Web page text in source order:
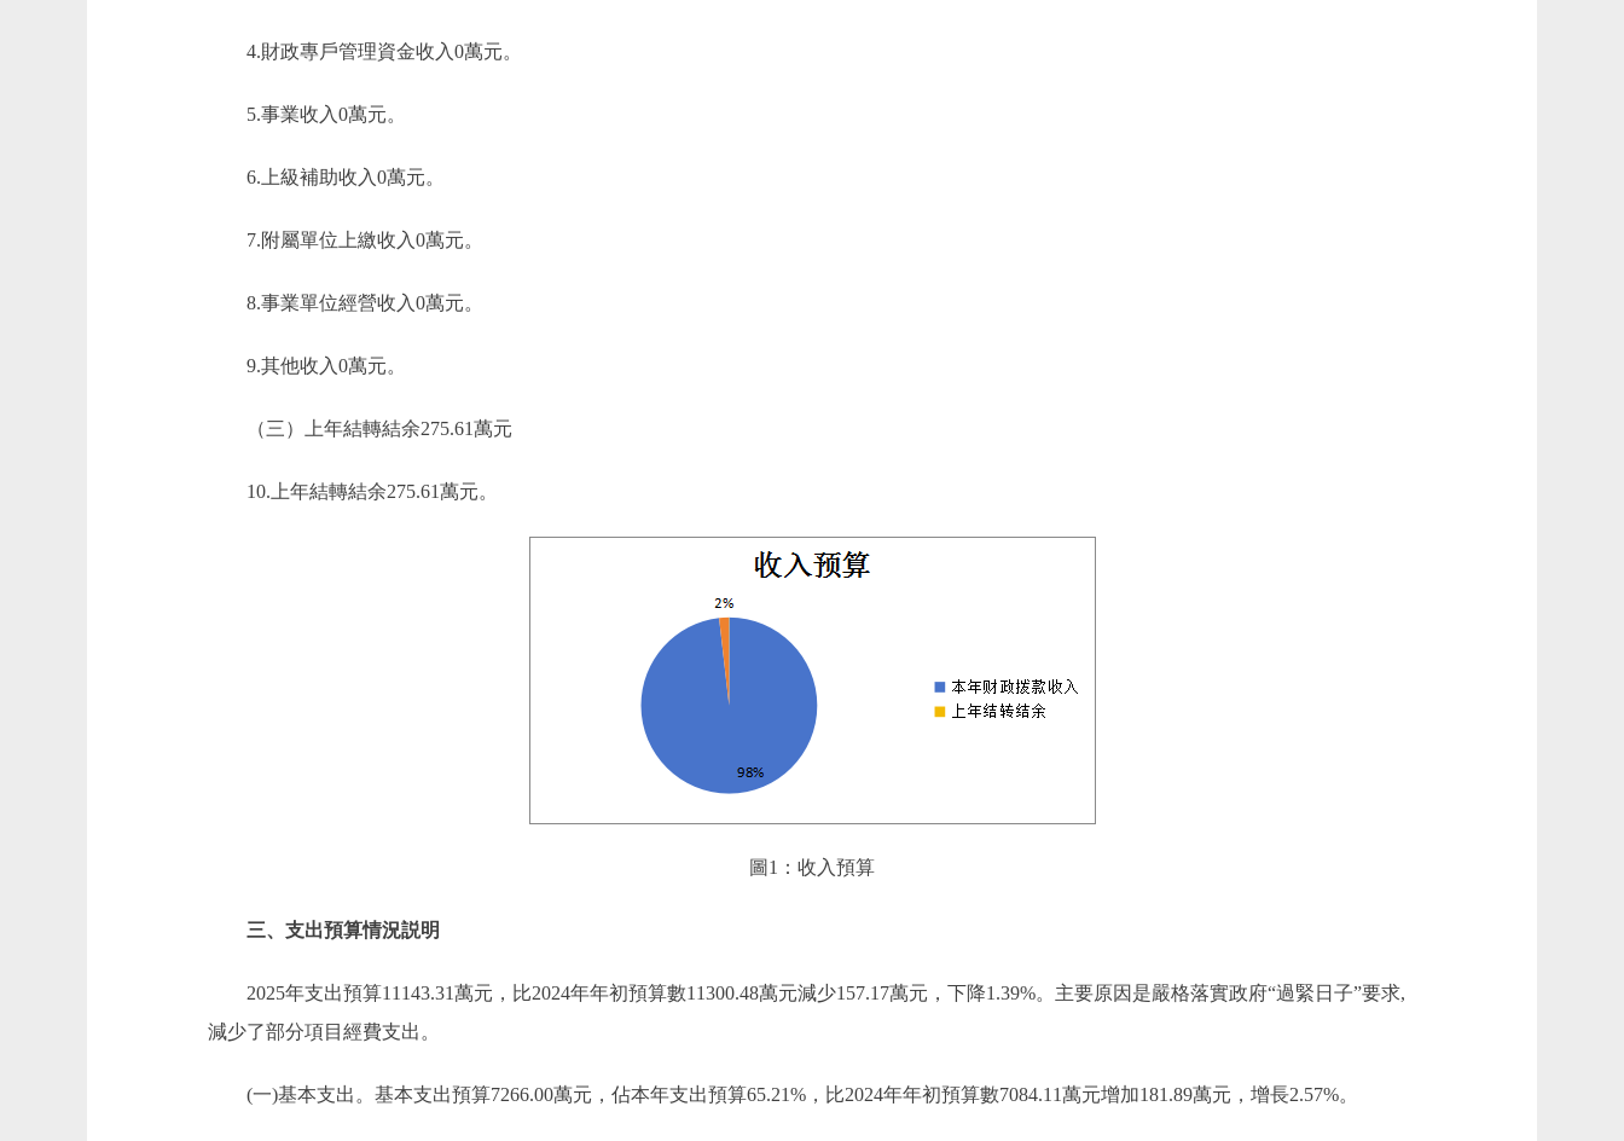
4.財政專戶管理資金收入0萬元。
5.事業收入0萬元。
6.上級補助收入0萬元。
7.附屬單位上繳收入0萬元。
8.事業單位經營收入0萬元。
9.其他收入0萬元。
（三）上年結轉結余275.61萬元
10.上年結轉結余275.61萬元。
圖1：收入預算
三、支出預算情況説明
2025年支出預算11143.31萬元，比2024年年初預算數11300.48萬元減少157.17萬元，下降1.39%。主要原因是嚴格落實政府“過緊日子”要求,
減少了部分項目經費支出。
(一)基本支出。基本支出預算7266.00萬元，佔本年支出預算65.21%，比2024年年初預算數7084.11萬元增加181.89萬元，增長2.57%。